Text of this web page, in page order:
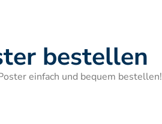
bestellen
einfach und bequem bestellen!